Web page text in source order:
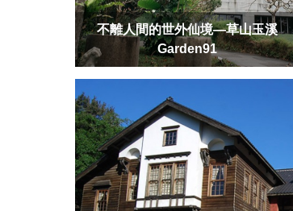
不離人間的世外仙境—草山玉溪
Garden91